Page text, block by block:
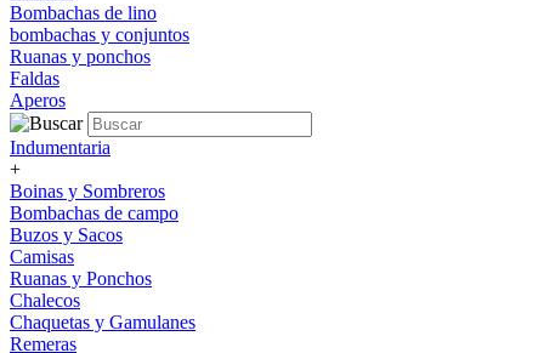
Bombachas de lino
bombachas y conjuntos
Ruanas y ponchos
Faldas
Aperos
Indumentaria
+
Boinas y Sombreros
Bombachas de campo
Buzos y Sacos
Camisas
Ruanas y Ponchos
Chalecos
Chaquetas y Gamulanes
Remeras